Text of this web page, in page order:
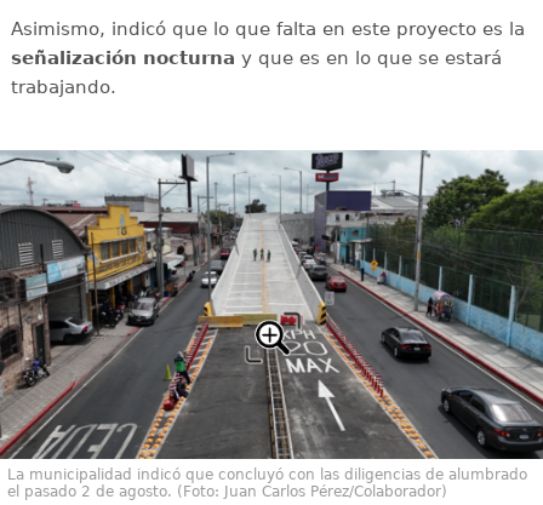
Asimismo, indicó que lo que falta en este proyecto es la
señalización nocturna y que es en lo que se estará
trabajando.
La municipalidad indicó que concluyó con las diligencias de alumbrado
el pasado 2 de agosto. (Foto: Juan Carlos Pérez/Colaborador)